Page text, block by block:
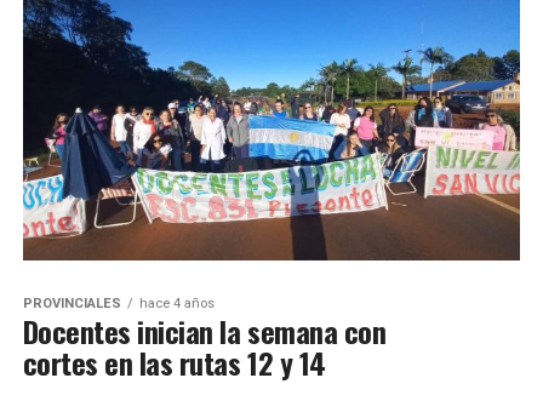
PROVINCIALES hace 4 años
Docentes inician la semana con
cortes en las rutas 12 y 14